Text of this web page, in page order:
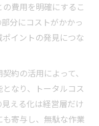
費用を明確にするこ
分にコストがかかっ
イントの発見につな
約の活用によって、
なり、トータルコス
える化は経営層だけ
寄与し、無駄な作業